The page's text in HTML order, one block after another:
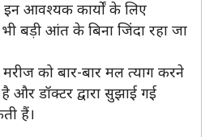
आवश्यक कार्यों के लिए
बड़ी आंत के बिना जिंदा रहा जा
को बार-बार मल त्याग करने
डॉक्टर द्वारा सुझाई गई
हैं।